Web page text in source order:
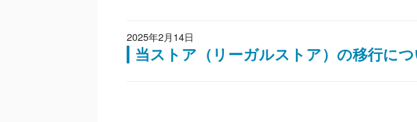
2025年2月14日
当ストア（リーガルストア）の移行に